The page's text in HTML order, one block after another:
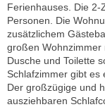
Ferienhauses. Die
Personen. Die
zusätzlichem
großen Wohnzimmer
Dusche und Toilette
Schlafzimmer gibt es
Der großzügige und
ausziehbaren